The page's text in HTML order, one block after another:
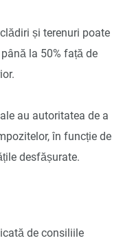
și terenuri poate
la 50% față de
au autoritatea de a
în funcție de
desfășurate.
de consiliile